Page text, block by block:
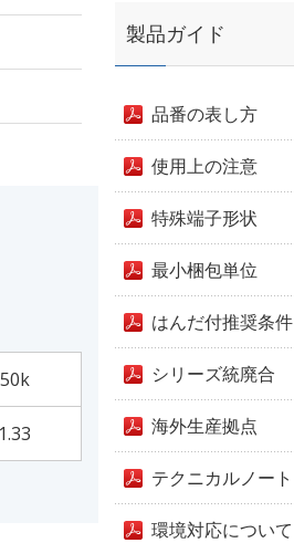
50k
1.33
製品ガイド
品番の表し方
使用上の注意
特殊端子形状
最小梱包単位
はんだ付推奨条件
シリーズ統廃合
海外生産拠点
テクニカルノート
環境対応について